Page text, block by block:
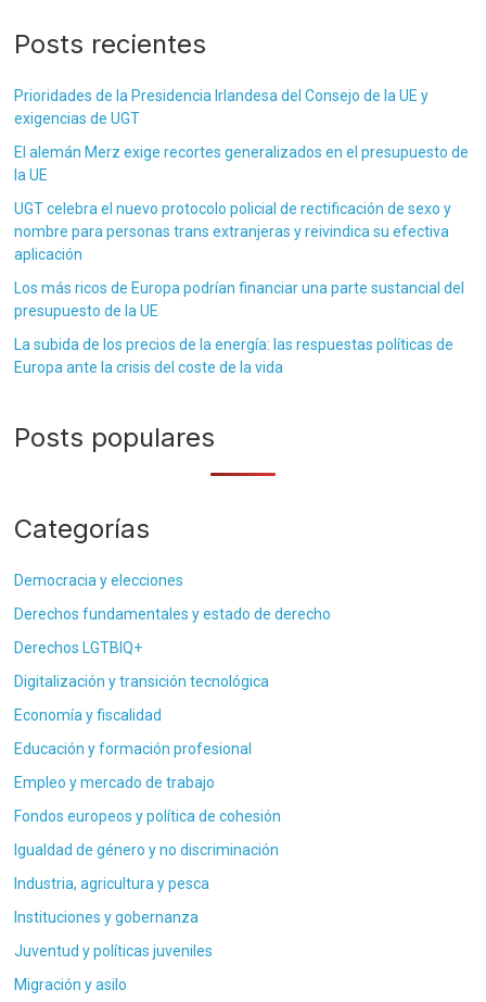
Posts recientes
Prioridades de la Presidencia Irlandesa del Consejo de la UE y
exigencias de UGT
El alemán Merz exige recortes generalizados en el presupuesto de
la UE
UGT celebra el nuevo protocolo policial de rectificación de sexo y
nombre para personas trans extranjeras y reivindica su efectiva
aplicación
Los más ricos de Europa podrían financiar una parte sustancial del
presupuesto de la UE
La subida de los precios de la energía: las respuestas políticas de
Europa ante la crisis del coste de la vida
Posts populares
Categorías
Democracia y elecciones
Derechos fundamentales y estado de derecho
Derechos LGTBIQ+
Digitalización y transición tecnológica
Economía y fiscalidad
Educación y formación profesional
Empleo y mercado de trabajo
Fondos europeos y política de cohesión
Igualdad de género y no discriminación
Industria, agricultura y pesca
Instituciones y gobernanza
Juventud y políticas juveniles
Migración y asilo